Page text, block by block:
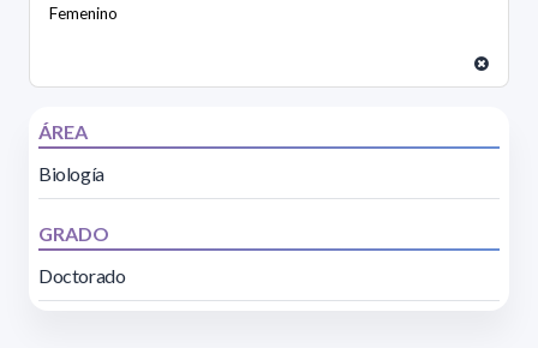
Femenino
ÁREA
Biología
GRADO
Doctorado